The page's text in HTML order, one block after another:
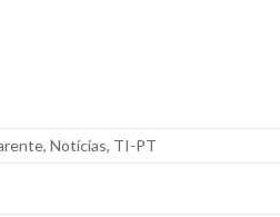
, Notícias, TI-PT